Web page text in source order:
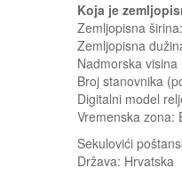
Koja je
Zemljopisna
Zemljopisna
Nadmorska visina
Broj stanovnika
Digitalni model
Vremenska zona:
Sekulovići
Država: Hrvatska